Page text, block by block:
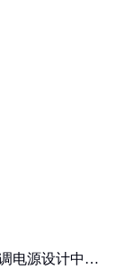
电源设计中的